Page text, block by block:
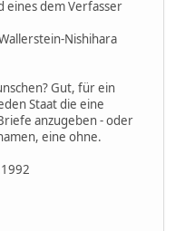
eines dem Verfasser
Nishihara
Gut, für ein
Staat die eine
anzugeben - oder
eine ohne.